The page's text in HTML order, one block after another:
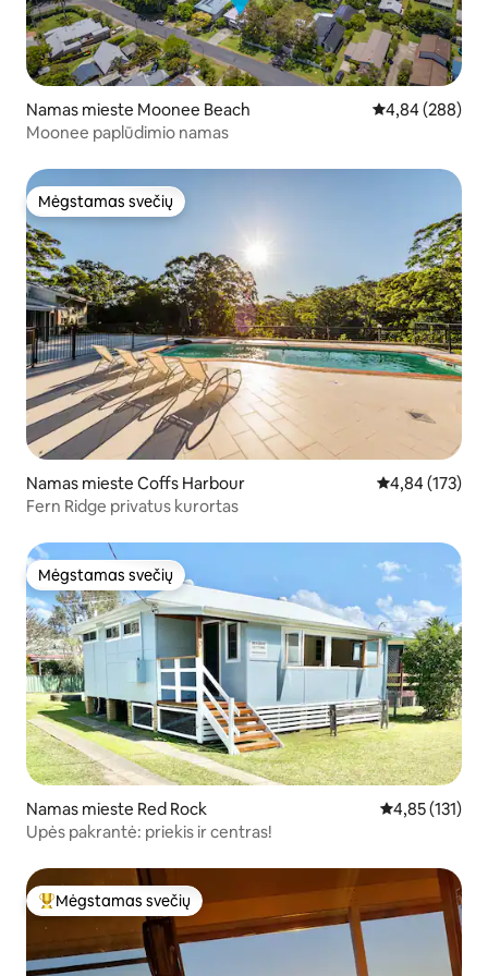
Namas mieste Moonee Beach Vidutinis
4,84 (288)
Moonee paplūdimio namas
Mėgstamas svečių
Mėgstamas svečių
Namas mieste Coffs Harbour Vidutinis
4,84 (173)
Fern Ridge privatus kurortas
Mėgstamas svečių
Mėgstamas svečių
Namas mieste Red Rock Vidutinis
4,85 (131)
Upės pakrantė: priekis ir centras!
Svečių mėgstamiausias
Mėgstamas svečių